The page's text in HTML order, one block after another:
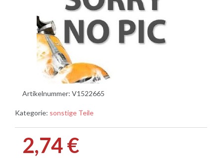
Artikelnummer: V1522665
Kategorie: sonstige Teile
2,74 €